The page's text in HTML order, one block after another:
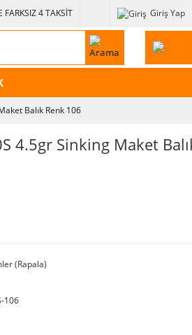
FARKSIZ 4 TAKSİT Giriş Yap
Balık Renk 106
4.5gr Sinking Maket
(Rapala)
106